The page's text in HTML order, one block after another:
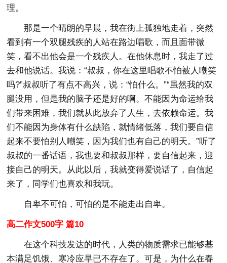
理。
那是一个晴朗的早晨，我在街上孤独地走着，突然
看到有一个双腿残疾的人站在路边唱歌，而且面带微
笑，看不出他会是一个残疾人。在他休息时，我走了过
去和他说话。我说：“叔叔，你在这里唱歌不怕被人嘲笑
吗?”叔叔听了有点不高兴，说：“怕什么。”“虽然我的双
腿没用，但是我的脑子还是好的啊。不能因为命运给我
们带来困难，我们就从此放弃了人生，去依赖命运。我
们不能因为身体有什么缺陷，就情绪低落，我们要自信
起来不要怕别人嘲笑，因为我们也有自己的明天。”听了
叔叔的一番话语，我也要和叔叔那样，要自信起来，迎
接自己的明天。从此以后，我就变得爱说话了，自信起
来了，同学们也喜欢和我玩。
自卑不可怕，可怕的是不能走出自卑。
高二作文500字 篇10
在这个科技发达的时代，人类的物质需求已能够基
本满足饥饿、寒冷应早已不存在了。可是，为什么在春